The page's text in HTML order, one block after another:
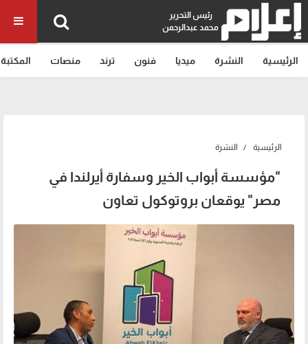
رئيس التحرير
محمد عبدالرحمن
الرئيسية النشرة ميديا فنون ترند منصات المكتبة
الرئيسية النشرة
"مؤسسة أبواب الخير وسفارة أيرلندا في
مصر" يوقعان بروتوكول تعاون